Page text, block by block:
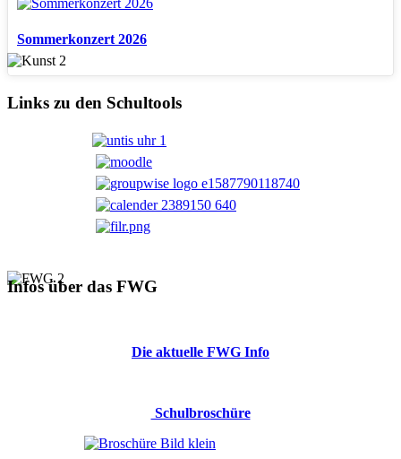
Sommerkonzert 2026
Links zu den Schultools
Infos über das FWG
Die aktuelle FWG Info
Schulbroschüre